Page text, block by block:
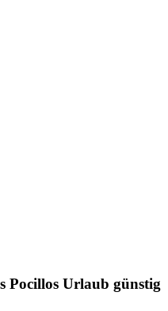
Pocillos Urlaub günstig